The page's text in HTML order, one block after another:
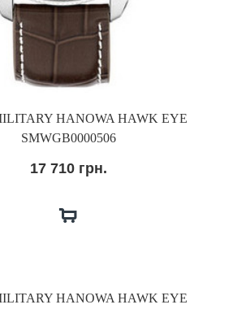
HANOWA HAWK EYE
SMWGB0000506
17 710 грн.
HANOWA HAWK EYE